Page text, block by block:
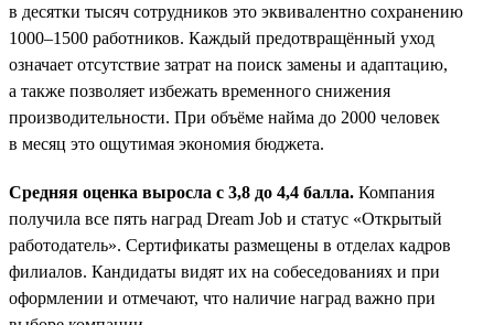
в десятки тысяч сотрудников это эквивалентно сохранению
1000–1500 работников. Каждый предотвращённый уход
означает отсутствие затрат на поиск замены и адаптацию,
а также позволяет избежать временного снижения
производительности. При объёме найма до 2000 человек
в месяц это ощутимая экономия бюджета.
Средняя оценка выросла с 3,8 до 4,4 балла. Компания
получила все пять наград Dream Job и статус «Открытый
работодатель». Сертификаты размещены в отделах кадров
филиалов. Кандидаты видят их на собеседованиях и при
оформлении и отмечают, что наличие наград важно при